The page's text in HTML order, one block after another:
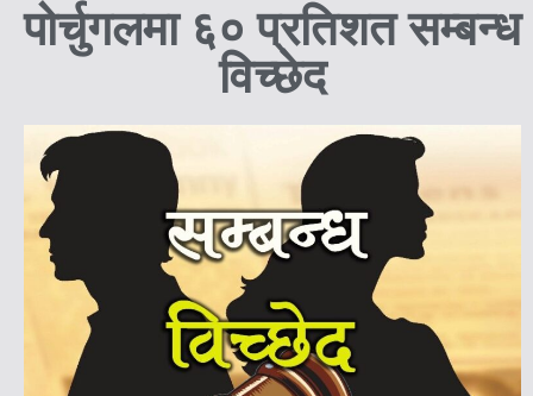
पोर्चुगलमा ६० प्रतिशत सम्बन्ध
विच्छेद